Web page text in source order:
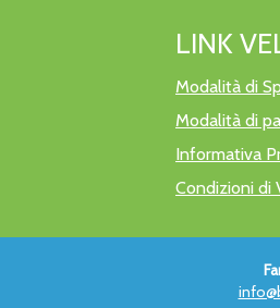
LINK
Modalità di
Modalità di
Informativa
Condizioni di